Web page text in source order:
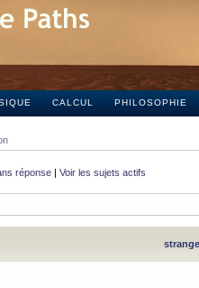
CALCUL PHILOSOPHIE
réponse | Voir les sujets actifs